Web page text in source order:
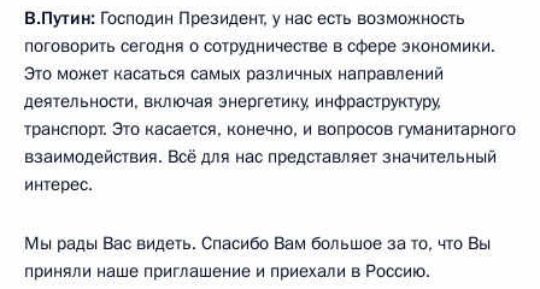
В.Путин: Господин Президент, у нас есть возможность
поговорить сегодня о сотрудничестве в сфере экономики.
Это может касаться самых различных направлений
деятельности, включая энергетику, инфраструктуру,
транспорт. Это касается, конечно, и вопросов гуманитарного
взаимодействия. Всё для нас представляет значительный
интерес.
Мы рады Вас видеть. Спасибо Вам большое за то, что Вы
приняли наше приглашение и приехали в Россию.